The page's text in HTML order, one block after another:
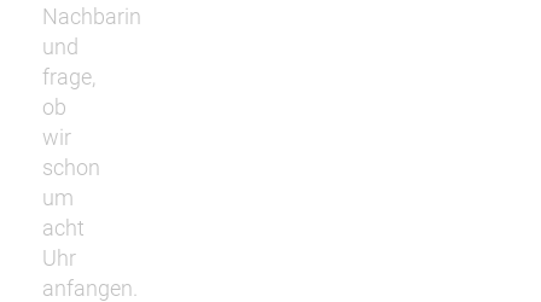
Nachbarin
und
frage,
ob
wir
schon
um
acht
Uhr
anfangen.